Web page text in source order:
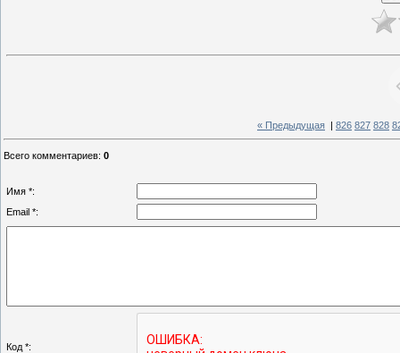
« Предыдущая 826 827 828
Всего комментариев: 0
Имя *:
Email *:
Код *: